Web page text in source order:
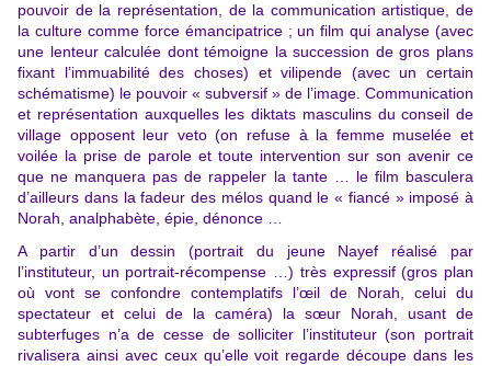
pouvoir de la représentation, de la communication artistique, de
la culture comme force émancipatrice ; un film qui analyse (avec
une lenteur calculée dont témoigne la succession de gros plans
fixant l’immuabilité des choses) et vilipende (avec un certain
schématisme) le pouvoir « subversif » de l’image. Communication
et représentation auxquelles les diktats masculins du conseil de
village opposent leur veto (on refuse à la femme muselée et
voilée la prise de parole et toute intervention sur son avenir ce
que ne manquera pas de rappeler la tante … le film basculera
d’ailleurs dans la fadeur des mélos quand le « fiancé » imposé à
Norah, analphabète, épie, dénonce …
A partir d’un dessin (portrait du jeune Nayef réalisé par
l’instituteur, un portrait-récompense …) très expressif (gros plan
où vont se confondre contemplatifs l’œil de Norah, celui du
spectateur et celui de la caméra) la sœur Norah, usant de
subterfuges n’a de cesse de solliciter l’instituteur (son portrait
rivalisera ainsi avec ceux qu’elle voit regarde découpe dans les